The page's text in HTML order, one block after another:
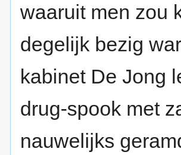
waaruit men zou
degelijk bezig
kabinet De Jong
drug-spook met
nauwelijks